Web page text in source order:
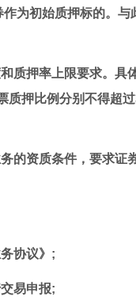
为初始质押标的。
质押率上限要求。具
押比例分别不得超
的资质条件，要求证
协议》;
易申报;